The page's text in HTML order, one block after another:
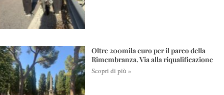
Oltre 200mila euro per il parco della
Rimembranza. Via alla riqualificazione
Scopri di più »